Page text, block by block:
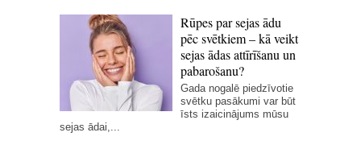
Rūpes par sejas ādu
pēc svētkiem – kā veikt
sejas ādas attīrīšanu un
pabarošanu?
Gada nogalē piedzīvotie
svētku pasākumi var būt
īsts izaicinājums mūsu
sejas ādai,...